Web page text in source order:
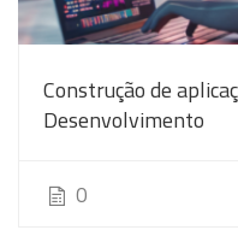
Construção de
Desenvolvimento
0